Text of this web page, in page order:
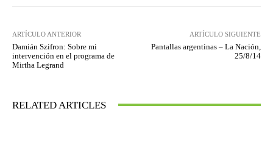
ARTÍCULO ANTERIOR
Damián Szifron: Sobre mi
intervención en el programa de
Mirtha Legrand
ARTÍCULO SIGUIENTE
Pantallas argentinas – La Nación,
25/8/14
RELATED ARTICLES